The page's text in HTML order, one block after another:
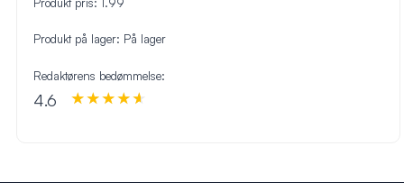
Produkt på lager: På lager
Redaktørens bedømmelse:
4.6